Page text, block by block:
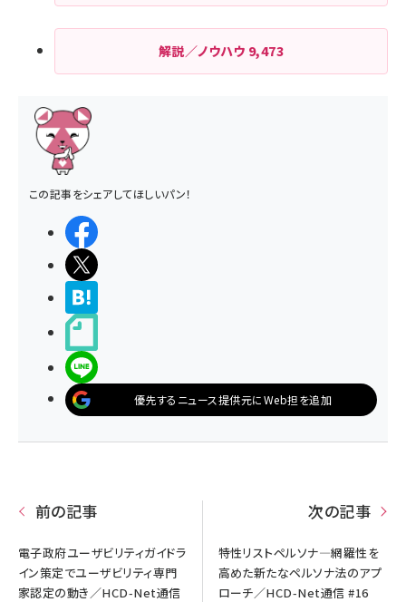
解説／ノウハウ 9,473
この記事をシェアしてほしいパン！
優先するニュース提供元にWeb担を追加
前の記事
電子政府ユーザビリティガイドラ
イン策定でユーザビリティ専門
家認定の動き／HCD-Net通信
次の記事
特性リストペルソナ―網羅性を
高めた新たなペルソナ法のアプ
ローチ／HCD-Net通信 #16